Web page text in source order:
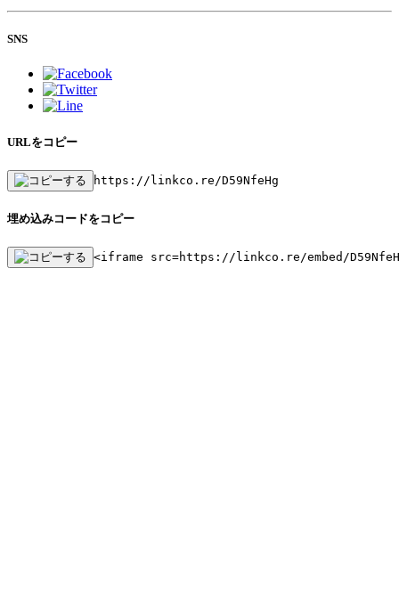
SNS
URLをコピー
https://linkco.re/D59NfeHg
埋め込みコードをコピー
<iframe src=https://linkco.re/embed/